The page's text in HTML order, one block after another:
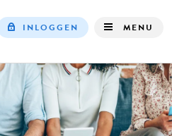
navigation
INLOGGEN MENU